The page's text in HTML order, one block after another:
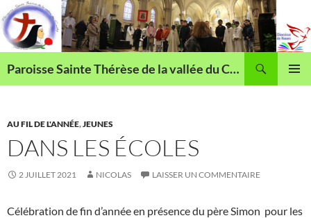
Aller
au
contenu
Paroisse Sainte Thérèse de la vallée du Cailly
AU FIL DE L'ANNÉE,JEUNES
DANS LES ÉCOLES
2 JUILLET 2021 NICOLAS LAISSER UN COMMENTAIRE
Célébration de fin d’année en présence du père Simon pour les